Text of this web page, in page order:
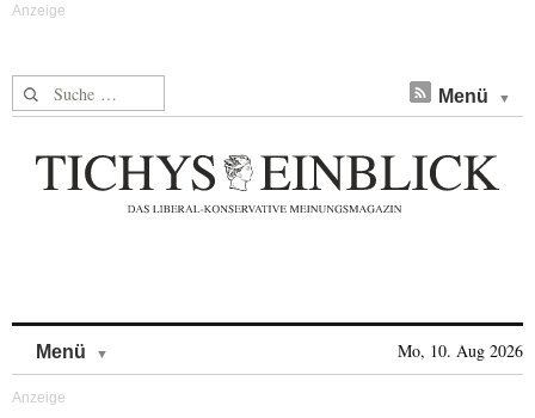
Suche nach: Menü
Menü Mo, 10. Aug 2026